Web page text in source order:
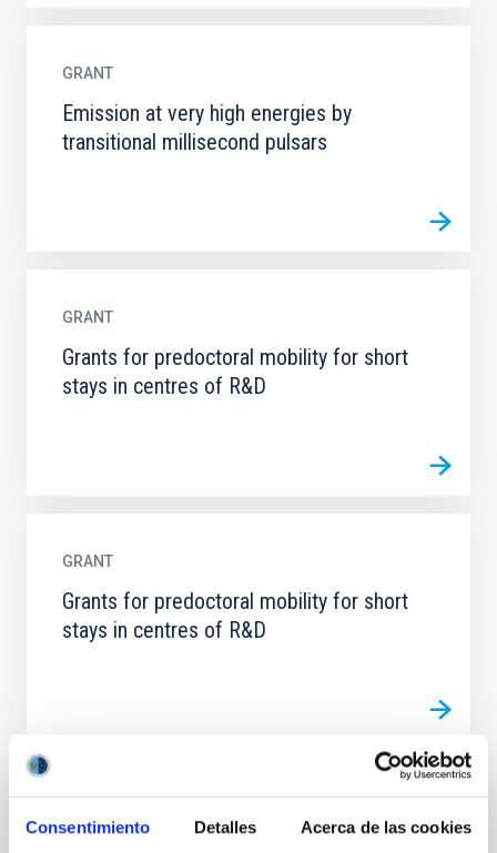
Consentimiento Detalles Acerca de las cookies
GRANT
Emission at very high energies by
transitional millisecond pulsars
GRANT
Grants for predoctoral mobility for short
stays in centres of R&D
GRANT
Grants for predoctoral mobility for short
stays in centres of R&D